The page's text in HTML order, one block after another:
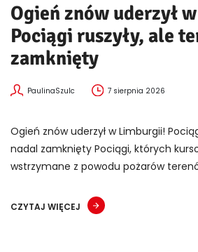
Ogień znów uderzył
Pociągi ruszyły, ale
zamknięty
PaulinaSzulc 7 sierpnia 2026
Ogień znów uderzył w Limburgii!
nadal zamknięty Pociągi, których
wstrzymane z powodu pożarów
CZYTAJ WIĘCEJ